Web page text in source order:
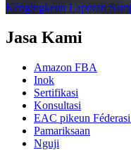
Kéngingkeun Laporan
Jasa Kami
Amazon FBA
Inok
Sertifikasi
Konsultasi
EAC pikeun
Pamariksaan
Nguji